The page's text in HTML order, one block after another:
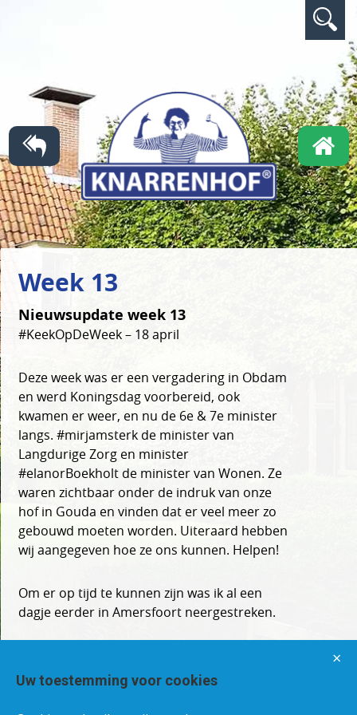
Week 13
Nieuwsupdate week 13
#KeekOpDeWeek – 18 april
Deze week was er een vergadering in Obdam
en werd Koningsdag voorbereid, ook
kwamen er weer, en nu de 6e & 7e minister
langs. #mirjamsterk de minister van
Langdurige Zorg en minister
#elanorBoekholt de minister van Wonen. Ze
waren zichtbaar onder de indruk van onze
hof in Gouda en vinden dat er veel meer zo
gebouwd moeten worden. Uiteraard hebben
wij aangegeven hoe ze ons kunnen. Helpen!
Om er op tijd te kunnen zijn was ik al een
dagje eerder in Amersfoort neergestreken.
×
Uw toestemming voor cookies